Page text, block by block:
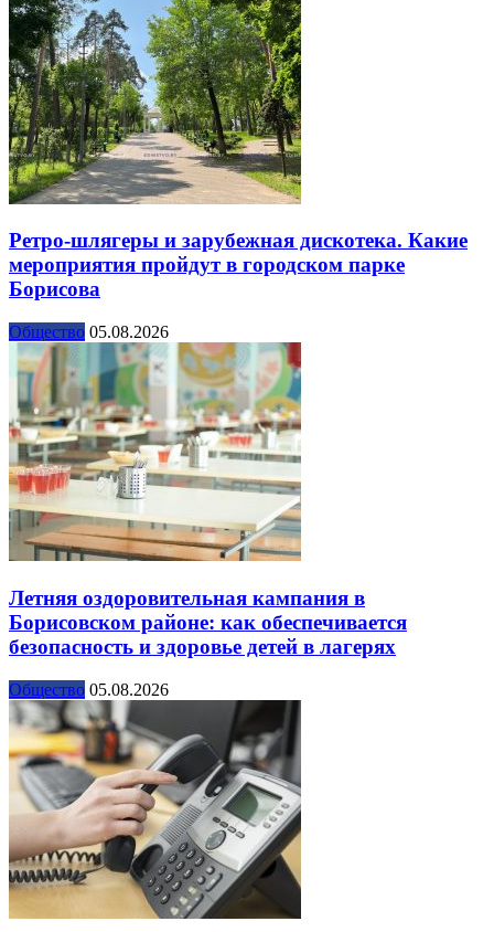
Ретро-шлягеры и зарубежная дискотека. Какие
мероприятия пройдут в городском парке
Борисова
Общество 05.08.2026
Летняя оздоровительная кампания в
Борисовском районе: как обеспечивается
безопасность и здоровье детей в лагерях
Общество 05.08.2026